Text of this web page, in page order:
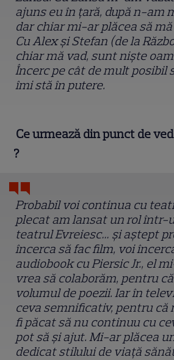
ajuns eu în țară, după n-am
dar chiar mi-ar plăcea să mă
Cu Alex și Stefan (de la
chiar mă vad, sunt niște
Încerc pe cât de mult posibil
îmi stă în putere.
Ce urmează din punct de
?
Probabil voi continua cu
plecat am lansat un rol într-
teatrul Evreiesc… și aștept
încerca să fac film, voi
audiobook cu Piersic Jr., el
vrea să colaborăm, pentru
volumul de poezii. Iar în
ceva semnificativ, pentru că
fi păcat să nu continuu cu
pot să și ajut. Mi-ar plăcea
dedicat stilului de viață